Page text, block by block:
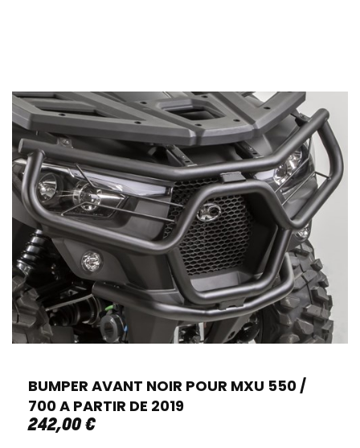
BUMPER AVANT NOIR POUR MXU 550 /
700 A PARTIR DE 2019
242,00€